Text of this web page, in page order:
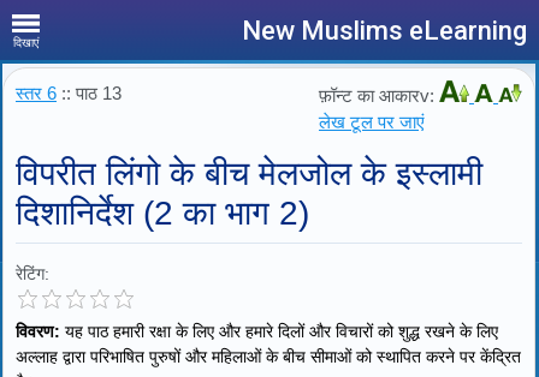
दिखाएं New Muslims eLearning
स्तर 6 :: पाठ 13
फ़ॉन्ट का आकारv:
लेख टूल पर जाएं
विपरीत लिंगो के बीच मेलजोल के इस्लामी
दिशानिर्देश (2 का भाग 2)
रेटिंग:
विवरण: यह पाठ हमारी रक्षा के लिए और हमारे दिलों और विचारों को शुद्ध रखने के लिए
अल्लाह द्वारा परिभाषित पुरुषों और महिलाओं के बीच सीमाओं को स्थापित करने पर केंद्रित